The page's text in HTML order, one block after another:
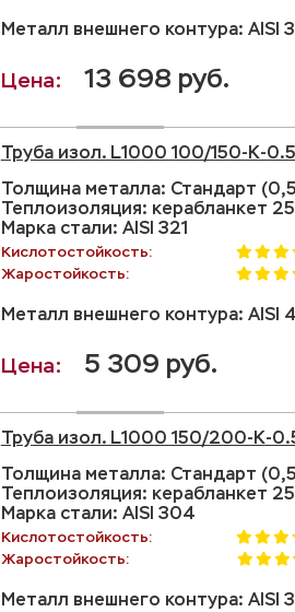
Металл внешнего контура: AISI
13 698 руб.
Труба изол. L1000 100/150-K-
Толщина металла: Стандарт
Теплоизоляция: керабланкет
Марка стали: AISI 321
Кислотостойкость:
Жаростойкость:
Металл внешнего контура: AISI
5 309 руб.
Труба изол. L1000 150/200-K-
Толщина металла: Стандарт
Теплоизоляция: керабланкет
Марка стали: AISI 304
Кислотостойкость:
Жаростойкость:
Металл внешнего контура: AISI